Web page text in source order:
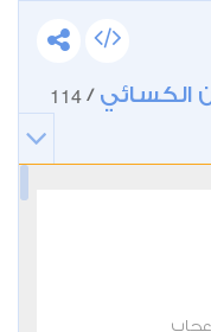
الكسائي /
114